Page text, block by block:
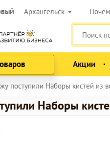
Архангельск
Акции
поступили Наборы кистей из
Наборы